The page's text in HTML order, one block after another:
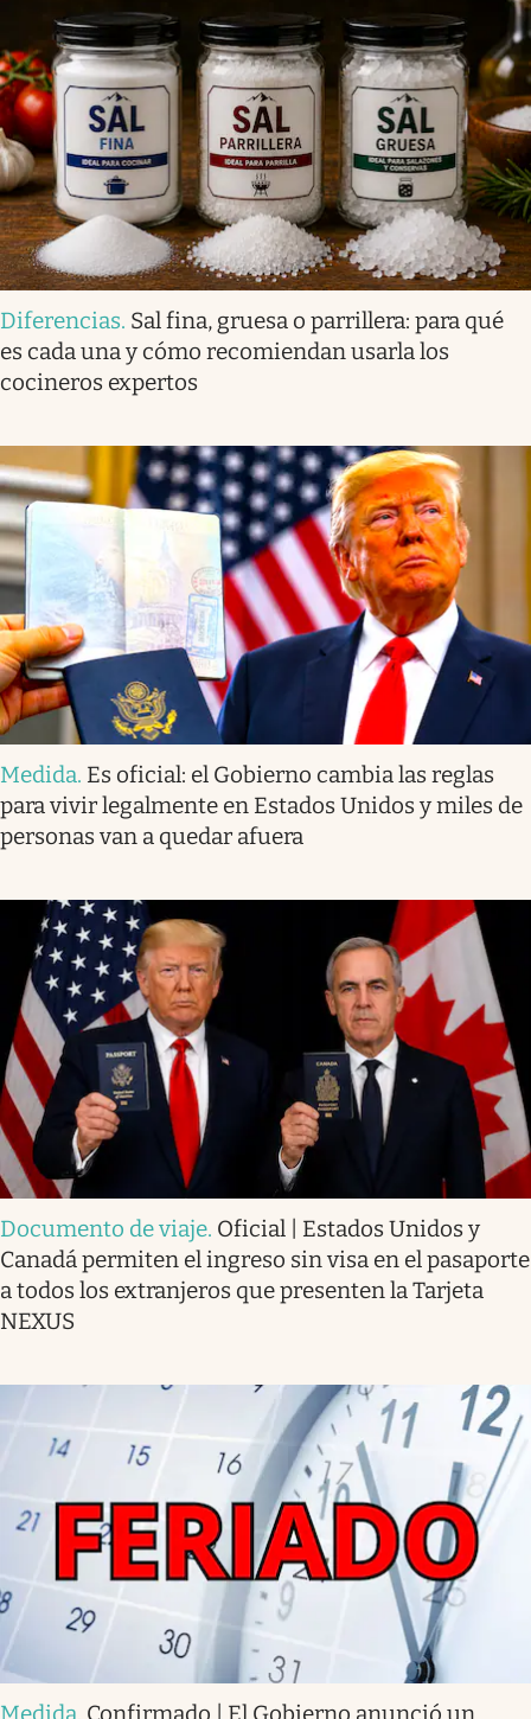
Diferencias. Sal fina, gruesa o parrillera: para qué
es cada una y cómo recomiendan usarla los
cocineros expertos
Medida. Es oficial: el Gobierno cambia las reglas
para vivir legalmente en Estados Unidos y miles de
personas van a quedar afuera
Documento de viaje. Oficial | Estados Unidos y
Canadá permiten el ingreso sin visa en el pasaporte
a todos los extranjeros que presenten la Tarjeta
NEXUS